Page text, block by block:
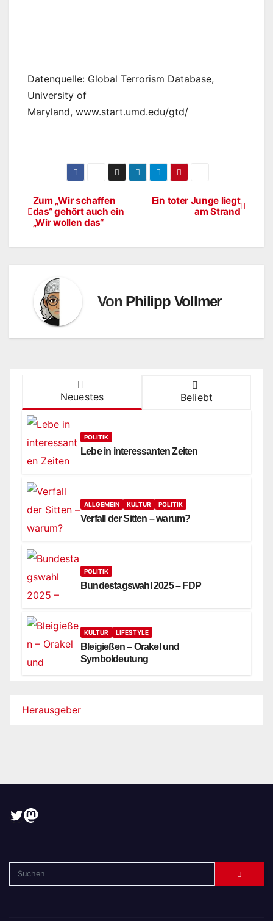
Datenquelle: Global Terrorism Database,
University of
Maryland, www.start.umd.edu/gtd/
BeitragsnavigationEin toter Junge liegt
am Strand
Zum „Wir schaffen
das“ gehört auch ein
„Wir wollen das“
Von Philipp Vollmer
Neuestes Beliebt
POLITIK
Lebe in interessanten Zeiten
ALLGEMEIN KULTUR POLITIK
Verfall der Sitten – warum?
POLITIK
Bundestagswahl 2025 – FDP
KULTUR LIFESTYLE
Bleigießen – Orakel und
Symboldeutung
Herausgeber
Twitter
Mastodon